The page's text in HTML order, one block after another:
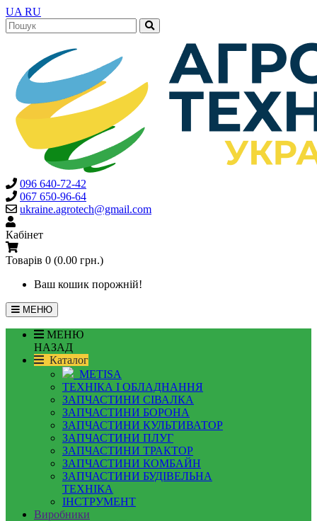
UA RU
096 640-72-42
067 650-96-64
ukraine.agrotech@gmail.com
Кабінет
Товарів 0 (0.00 грн.)
Ваш кошик порожній!
МЕНЮ
МЕНЮ
НАЗАД
Каталог
METISA
ТЕХНІКА І ОБЛАДНАННЯ
ЗАПЧАСТИНИ СІВАЛКА
ЗАПЧАСТИНИ БОРОНА
ЗАПЧАСТИНИ КУЛЬТИВАТОР
ЗАПЧАСТИНИ ПЛУГ
ЗАПЧАСТИНИ ТРАКТОР
ЗАПЧАСТИНИ КОМБАЙН
ЗАПЧАСТИНИ БУДІВЕЛЬНА
ТЕХНІКА
ІНСТРУМЕНТ
Виробники